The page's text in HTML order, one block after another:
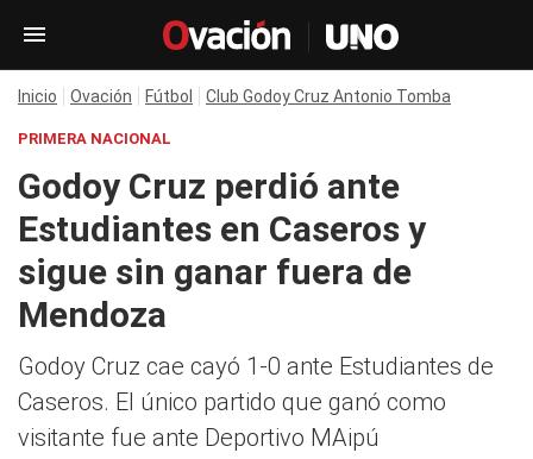
Inicio Ovación Fútbol Club Godoy Cruz Antonio Tomba
PRIMERA NACIONAL
Godoy Cruz perdió ante
Estudiantes en Caseros y
sigue sin ganar fuera de
Mendoza
Godoy Cruz cae cayó 1-0 ante Estudiantes de
Caseros. El único partido que ganó como
visitante fue ante Deportivo MAipú